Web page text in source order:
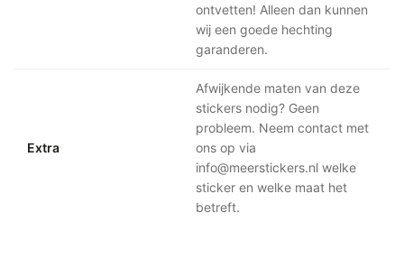
ontvetten! Alleen dan kunnen
wij een goede hechting
garanderen.
Extra
Afwijkende maten van deze
stickers nodig? Geen
probleem. Neem contact met
ons op via
info@meerstickers.nl welke
sticker en welke maat het
betreft.